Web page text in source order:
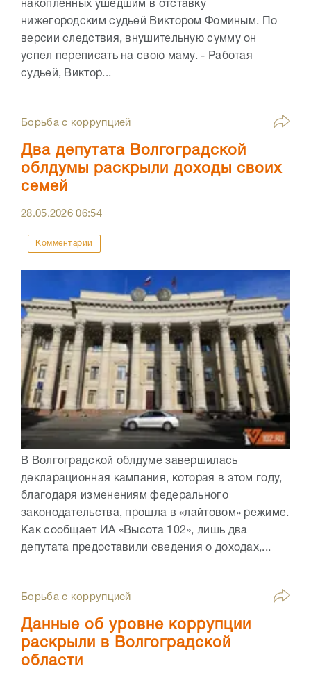
накопленных ушедшим в отставку
нижегородским судьей Виктором Фоминым. По
версии следствия, внушительную сумму он
успел переписать на свою маму. - Работая
судьей, Виктор...
Борьба с коррупцией
Два депутата Волгоградской
облдумы раскрыли доходы своих
семей
28.05.202606:54
Комментарии
В Волгоградской облдуме завершилась
декларационная кампания, которая в этом году,
благодаря изменениям федерального
законодательства, прошла в «лайтовом» режиме.
Как сообщает ИА «Высота 102», лишь два
депутата предоставили сведения о доходах,...
Борьба с коррупцией
Данные об уровне коррупции
раскрыли в Волгоградской
области